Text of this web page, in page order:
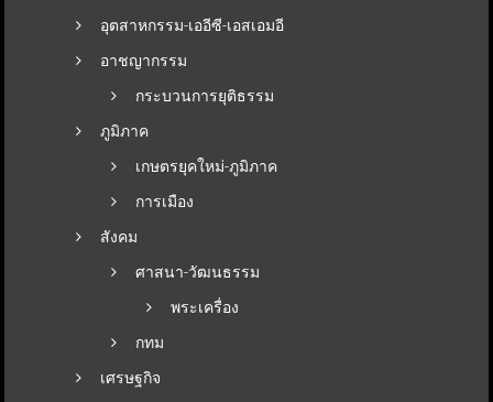
อุตสาหกรรม-เออีซี-เอสเอมอี
อาชญากรรม
กระบวนการยุติธรรม
ภูมิภาค
เกษตรยุคใหม่-ภูมิภาค
การเมือง
สังคม
ศาสนา-วัฒนธรรม
พระเครื่อง
กทม
เศรษฐกิจ